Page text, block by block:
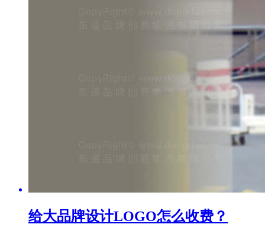
给大品牌设计LOGO怎么收费？